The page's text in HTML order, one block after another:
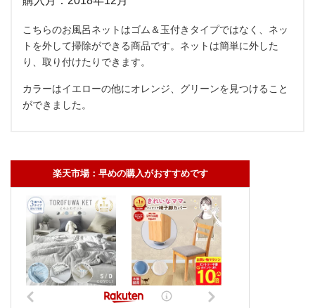
こちらのお風呂ネットはゴム＆玉付きタイプではなく、ネッ
トを外して掃除ができる商品です。ネットは簡単に外した
り、取り付けたりできます。
カラーはイエローの他にオレンジ、グリーンを見つけること
ができました。
楽天市場：早めの購入がおすすめです